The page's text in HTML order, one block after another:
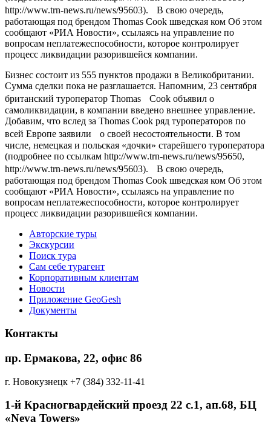
http://www.trn-news.ru/news/95603). В свою очередь,
работающая под брендом Thomas Cook шведская ком Об этом
сообщают «РИА Новости», ссылаясь на управление по
вопросам неплатежеспособности, которое контролирует
процесс ликвидации разорившейся компании.
Бизнес состоит из 555 пунктов продажи в Великобритании.
Сумма сделки пока не разглашается. Напомним, 23 сентября
британский туроператор Thomas Cook объявил о
самоликвидации, в компании введено внешнее управление.
Добавим, что вслед за Thomas Cook ряд туроператоров по
всей Европе заявили о своей несостоятельности. В том
числе, немецкая и польская «дочки» старейшего туроператора
(подробнее по ссылкам http://www.trn-news.ru/news/95650,
http://www.trn-news.ru/news/95603). В свою очередь,
работающая под брендом Thomas Cook шведская ком Об этом
сообщают «РИА Новости», ссылаясь на управление по
вопросам неплатежеспособности, которое контролирует
процесс ликвидации разорившейся компании.
Авторские туры
Экскурсии
Поиск тура
Cам себе турагент
Корпоративным клиентам
Новости
Приложение GeoGesh
Документы
Контакты
пр. Ермакова, 22, офис 86
г. Новокузнецк +7 (384) 332-11-41
1-й Красногвардейский проезд 22 с.1, aп.68, БЦ
«Neva Towers»